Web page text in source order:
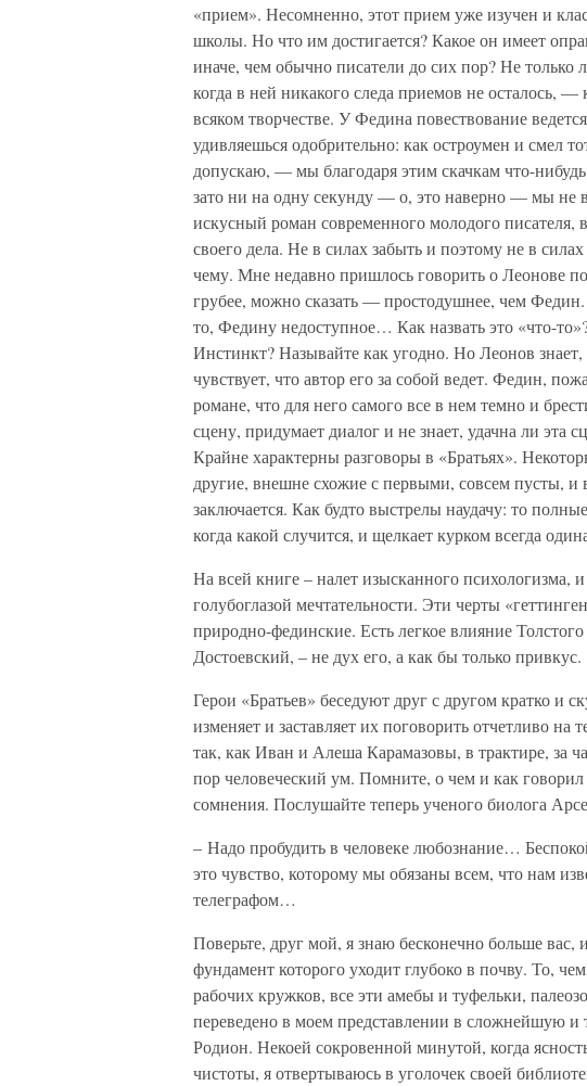
«прием». Несомненно, этот прием уже изучен и
школы. Но что им достигается? Какое он имеет
иначе, чем обычно писатели до сих пор? Не только
когда в ней никакого следа приемов не осталось, —
всяком творчестве. У Федина повествование
удивляешься одобрительно: как остроумен и смел
допускаю, — мы благодаря этим скачкам что-
зато ни на одну секунду — о, это наверно — мы не
искусный роман современного молодого
своего дела. Не в силах забыть и поэтому не в
чему. Мне недавно пришлось говорить о Леонове
грубее, можно сказать — простодушнее, чем
то, Федину недоступное… Как назвать это «что-
Инстинкт? Называйте как угодно. Но Леонов
чувствует, что автор его за собой ведет. Федин,
романе, что для него самого все в нем темно и
сцену, придумает диалог и не знает, удачна ли эта
Крайне характерны разговоры в «Братьях».
другие, внешне схожие с первыми, совсем пусты, и
заключается. Как будто выстрелы наудачу: то
когда какой случится, и щелкает курком всегда
На всей книге – налет изысканного психологизма,
голубоглазой мечтательности. Эти черты
природно-фединские. Есть легкое влияние
Достоевский, – не дух его, а как бы только привкус.
Герои «Братьев» беседуют друг с другом кратко и
изменяет и заставляет их поговорить отчетливо
так, как Иван и Алеша Карамазовы, в трактире, за
пор человеческий ум. Помните, о чем и как
сомнения. Послушайте теперь ученого биолога
– Надо пробудить в человеке любознание…
это чувство, которому мы обязаны всем, что нам
телеграфом…
Поверьте, друг мой, я знаю бесконечно больше
фундамент которого уходит глубоко в почву. То,
рабочих кружков, все эти амебы и туфельки,
переведено в моем представлении в
Родион. Некоей сокровенной минутой, когда
чистоты, я отвертываюсь в уголочек своей